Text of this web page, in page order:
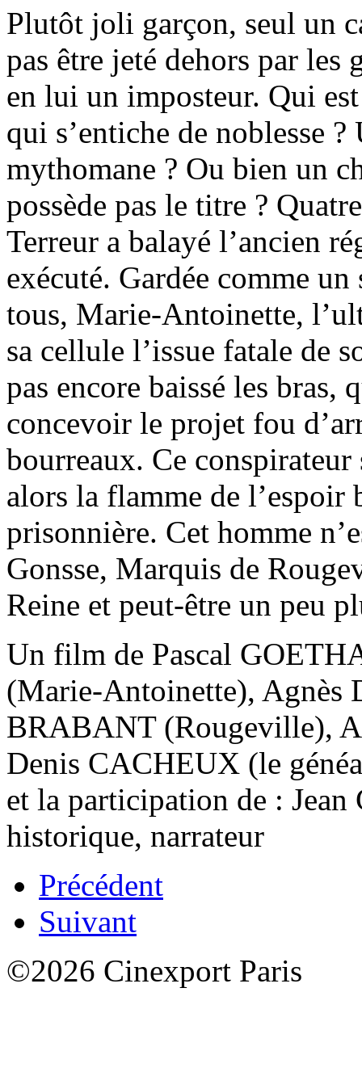
Plutôt joli garçon, seul un
pas être jeté dehors par
en lui un imposteur. Qui
qui s’entiche de noblesse
mythomane ? Ou bien un
possède pas le titre ?
Terreur a balayé l’ancien
exécuté. Gardée comme un
tous, Marie-Antoinette,
sa cellule l’issue fatale de
pas encore baissé les bras,
concevoir le projet fou
bourreaux. Ce
alors la flamme de
prisonnière. Cet homme
Gonsse, Marquis de
Reine et peut-être un peu
Un film de Pascal
(Marie-Antoinette),
BRABANT (Rougeville),
Denis CACHEUX (le
et la participation de :
historique, narrateur
Précédent
Suivant
©2026 Cinexport Paris